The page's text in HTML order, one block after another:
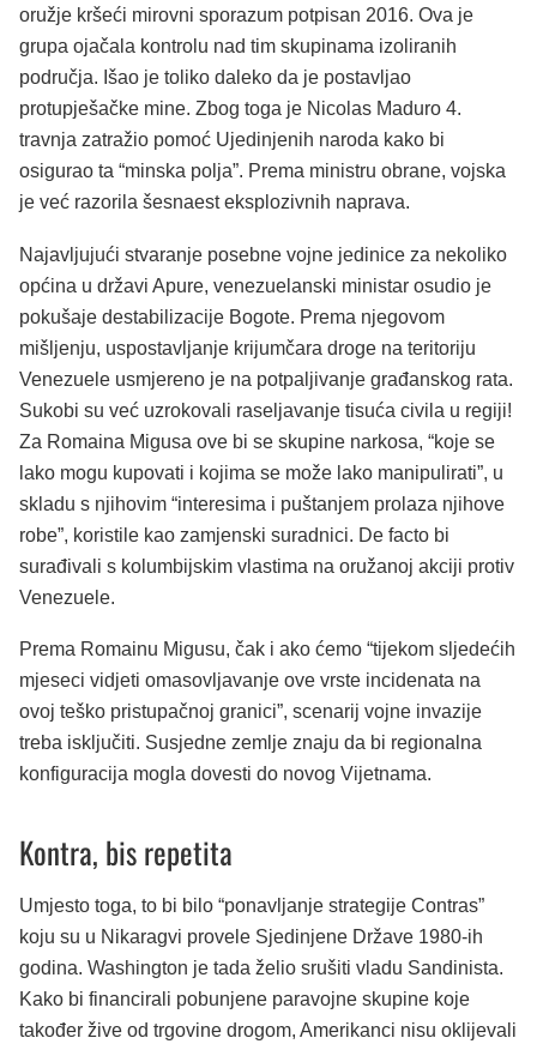
oružje kršeći mirovni sporazum potpisan 2016. Ova je
grupa ojačala kontrolu nad tim skupinama izoliranih
područja. Išao je toliko daleko da je postavljao
protupješačke mine. Zbog toga je Nicolas Maduro 4.
travnja zatražio pomoć Ujedinjenih naroda kako bi
osigurao ta “minska polja”. Prema ministru obrane, vojska
je već razorila šesnaest eksplozivnih naprava.
Najavljujući stvaranje posebne vojne jedinice za nekoliko
općina u državi Apure, venezuelanski ministar osudio je
pokušaje destabilizacije Bogote. Prema njegovom
mišljenju, uspostavljanje krijumčara droge na teritoriju
Venezuele usmjereno je na potpaljivanje građanskog rata.
Sukobi su već uzrokovali raseljavanje tisuća civila u regiji!
Za Romaina Migusa ove bi se skupine narkosa, “koje se
lako mogu kupovati i kojima se može lako manipulirati”, u
skladu s njihovim “interesima i puštanjem prolaza njihove
robe”, koristile kao zamjenski suradnici. De facto bi
surađivali s kolumbijskim vlastima na oružanoj akciji protiv
Venezuele.
Prema Romainu Migusu, čak i ako ćemo “tijekom sljedećih
mjeseci vidjeti omasovljavanje ove vrste incidenata na
ovoj teško pristupačnoj granici”, scenarij vojne invazije
treba isključiti. Susjedne zemlje znaju da bi regionalna
konfiguracija mogla dovesti do novog Vijetnama.
Kontra, bis repetita
Umjesto toga, to bi bilo “ponavljanje strategije Contras”
koju su u Nikaragvi provele Sjedinjene Države 1980-ih
godina. Washington je tada želio srušiti vladu Sandinista.
Kako bi financirali pobunjene paravojne skupine koje
također žive od trgovine drogom, Amerikanci nisu oklijevali